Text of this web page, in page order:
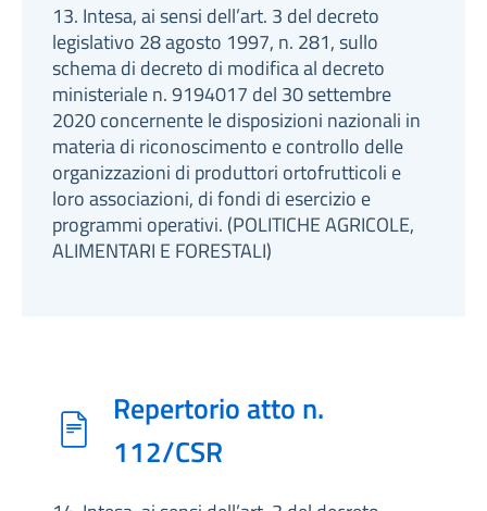
13. Intesa, ai sensi dell’art. 3 del decreto
legislativo 28 agosto 1997, n. 281, sullo
schema di decreto di modifica al decreto
ministeriale n. 9194017 del 30 settembre
2020 concernente le disposizioni nazionali in
materia di riconoscimento e controllo delle
organizzazioni di produttori ortofrutticoli e
loro associazioni, di fondi di esercizio e
programmi operativi. (POLITICHE AGRICOLE,
ALIMENTARI E FORESTALI)
Repertorio atto n.
112/CSR